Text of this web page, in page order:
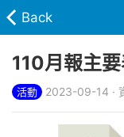
Back
110月報主
活動 2023-09-14 ·